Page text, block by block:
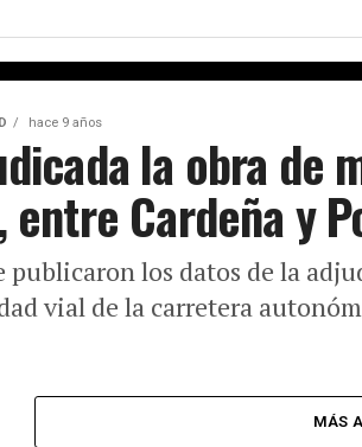
hace 9 años
la obra de
entre Cardeña y
publicaron los datos de la
vial de la carretera
MÁS